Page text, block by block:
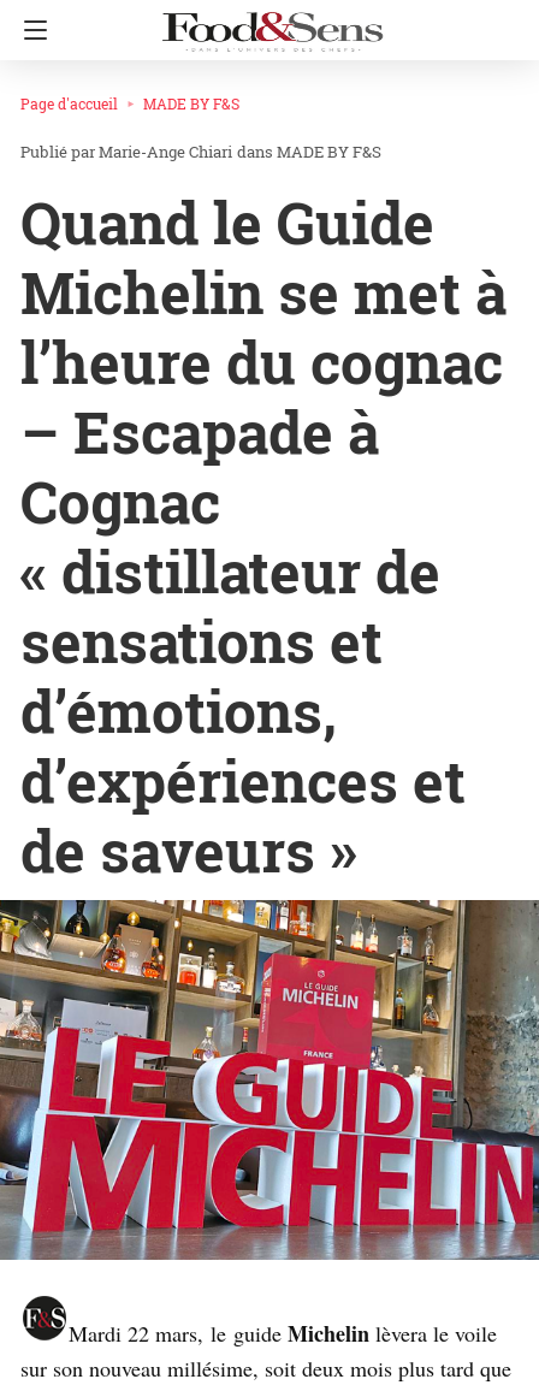
Page d'accueil MADE BY F&S
Marie-Ange Chiari dans MADE BY F&S
Quand le Guide
Michelin se met à
l’heure du cognac
– Escapade à
Cognac
« distillateur de
sensations et
d’émotions,
d’expériences et
de saveurs »
Mardi 22 mars, le guide Michelin lèvera le voile
sur son nouveau millésime, soit deux mois plus tard que